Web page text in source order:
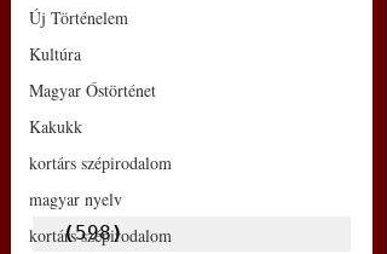
Új Történelem
Kultúra
Magyar Őstörténet
Kakukk
kortárs szépirodalom
magyar nyelv
kortárs szépirodalom
(598)